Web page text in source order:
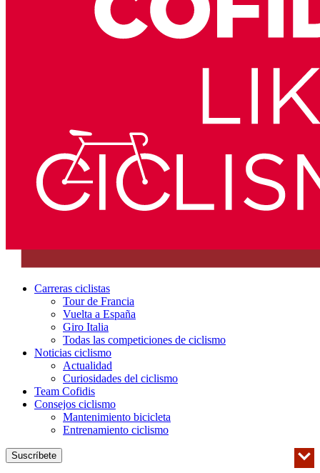
Carreras ciclistas
Tour de Francia
Vuelta a España
Giro Italia
Todas las competiciones de ciclismo
Noticias ciclismo
Actualidad
Curiosidades del ciclismo
Team Cofidis
Consejos ciclismo
Mantenimiento bicicleta
Entrenamiento ciclismo
Suscríbete